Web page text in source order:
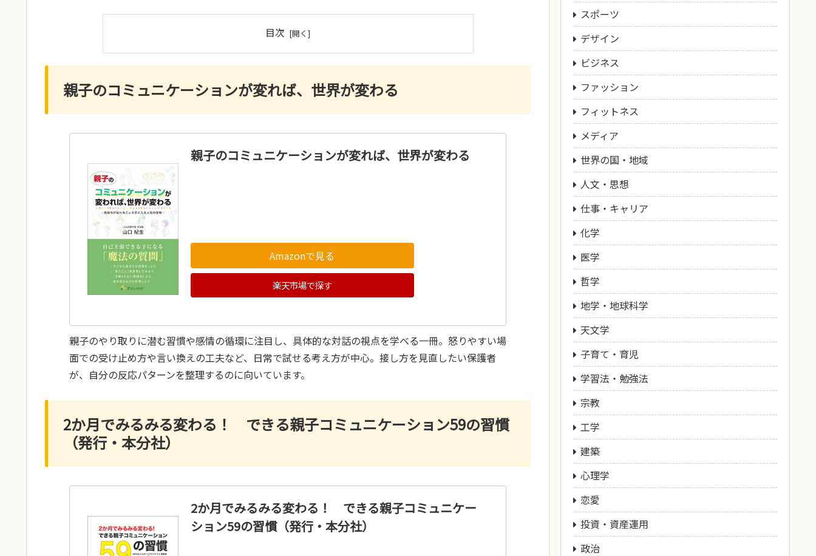
目次
親子のコミュニケーションが変れば、世界が変わる
親子のコミュニケーションが変れば、世界が変わる
Amazonで見る
楽天市場で探す
親子のやり取りに潜む習慣や感情の循環に注目し、具体的な対話の視点を学べる一冊。怒りやすい場
面での受け止め方や言い換えの工夫など、日常で試せる考え方が中心。接し方を見直したい保護者
が、自分の反応パターンを整理するのに向いています。
2か月でみるみる変わる！ できる親子コミュニケーション59の習慣
（発行・本分社）
2か月でみるみる変わる！ できる親子コミュニケー
ション59の習慣（発行・本分社）
スポーツ
デザイン
ビジネス
ファッション
フィットネス
メディア
世界の国・地域
人文・思想
仕事・キャリア
化学
医学
哲学
地学・地球科学
天文学
子育て・育児
学習法・勉強法
宗教
工学
建築
心理学
恋愛
投資・資産運用
政治